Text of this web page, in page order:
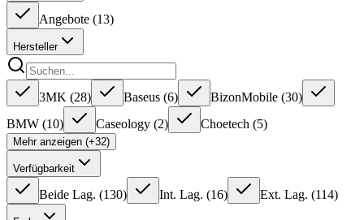
Angebote (13)
Hersteller
3MK (28) Baseus (6) BizonMobile (30)
BMW (10) Caseology (2) Choetech (5)
Mehr anzeigen (+32)
Verfügbarkeit
Beide Lag. (130) Int. Lag. (16) Ext. Lag. (114)